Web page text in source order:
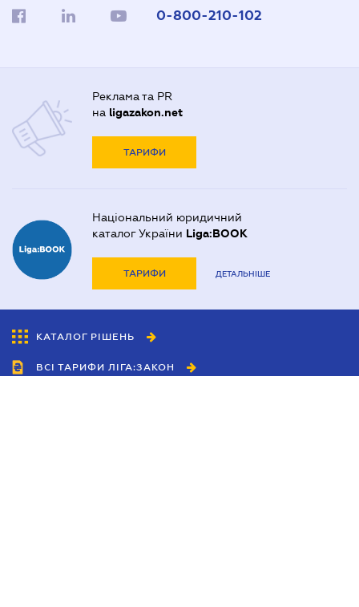
0-800-210-102
Реклама та PR
на ligazakon.net
ТАРИФИ
Національний юридичний
каталог України Liga:BOOK
ТАРИФИ ДЕТАЛЬНІШЕ
КАТАЛОГ РІШЕНЬ
ВСІ ТАРИФИ ЛІГА:ЗАКОН